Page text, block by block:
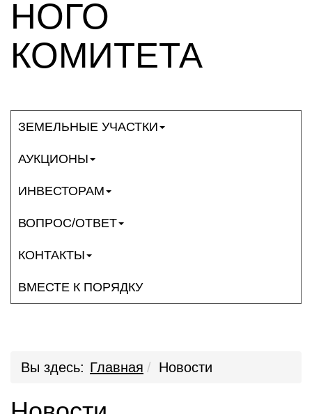
НОГО
КОМИТЕТА
ЗЕМЕЛЬНЫЕ УЧАСТКИ
АУКЦИОНЫ
ИНВЕСТОРАМ
ВОПРОС/ОТВЕТ
КОНТАКТЫ
ВМЕСТЕ К ПОРЯДКУ
Вы здесь: Главная Новости